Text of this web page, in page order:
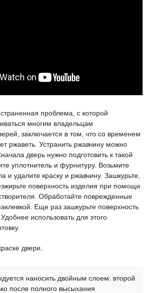
проблема, с которой
многим владельцам
заключается в том, что со временем
ржаветь. Устранить ржавчину можно
дверь нужно подготовить к такой
уплотнитель и фурнитуру. Возьмите
и удалите краску и ржавчину. Зашкурьте,
поверхность изделия при помощи
Обработайте поврежденные
Еще раз зашкурьте поверхность
использовать для этого
двери.
наносить двойным слоем: второй
после полного высыхания